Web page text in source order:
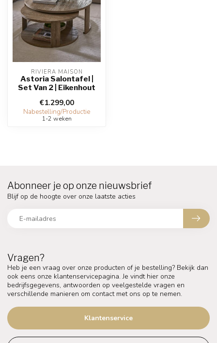
RIVIÈRA MAISON
Astoria Salontafel |
Set Van 2 | Eikenhout
€1.299,00
Nabestelling/Productie
1-2 weken
Vragen?
Heb je een vraag over onze producten of je bestelling? Bekijk dan
ook eens onze klantenservicepagina. Je vindt hier onze
bedrijfsgegevens, antwoorden op veelgestelde vragen en
verschillende manieren om contact met ons op te nemen.
Klantenservice
Abonneer je op onze nieuwsbrief
Blijf op de hoogte over onze laatste acties